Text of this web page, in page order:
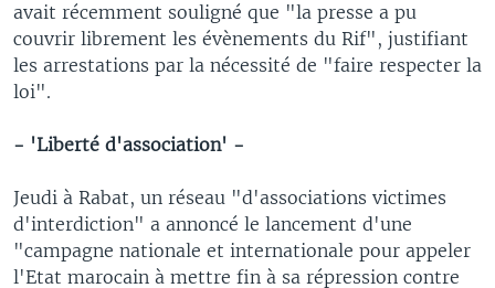
avait récemment souligné que "la presse a pu
couvrir librement les évènements du Rif", justifiant
les arrestations par la nécessité de "faire respecter la
loi".
- 'Liberté d'association' -
Jeudi à Rabat, un réseau "d'associations victimes
d'interdiction" a annoncé le lancement d'une
"campagne nationale et internationale pour appeler
l'Etat marocain à mettre fin à sa répression contre